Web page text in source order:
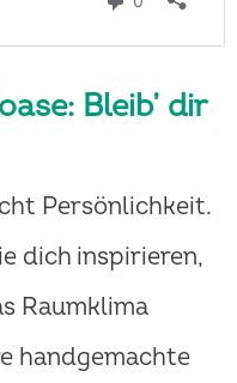
Bleib’ dir
Persönlichkeit.
dich inspirieren,
Raumklima
handgemachte